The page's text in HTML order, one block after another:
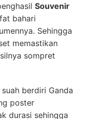
Souvenir
bahari
Sehingga
memastikan
sompret
berdiri Ganda
poster
durasi sehingga